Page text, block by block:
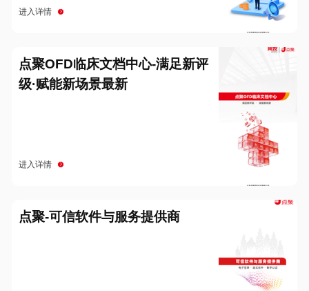
进入详情
点聚OFD临床文档中心-满足新评
级·赋能新场景最新
进入详情
点聚-可信软件与服务提供商